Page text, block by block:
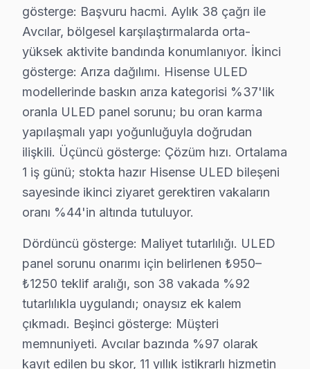
Avcılar Hisense TV Arızaları –
Avcılar'de Hisense TV arızası yaşanınca ilk
Ekran tamamen karardıysa ya da görüntü titriyorsa,
Hisense Smart televizyon paneli platformunda
Avcılar bölgesinde Hisense televizyon tamiri için
Hisense TV Teknik Rehberi: Panel, Teşhis ve
Avcılar'de Hisense televizyon ünitesi panel altyapısı
Avcılar'de hisense, Çin merkezli olup ULED (Ultra
Avcılar bölgesinde işlemci ve yazılım tarafı da
Avcılar'de hi-View Engine işlemcisi Hisense'in
Avcılar servisimizde Hisense tamiri sırasında dikkat
1. Avcılar'de ULED dimming arızasında her bölge
2. Avcılar'de VIDAA platform sorunlarında USB
3. Avcılar'de Hisense-Toshiba ortak platform: bazı
Avcılar Hisense Onarım Fiyat Rehberi (2025):
gösterge: Başvuru hacmi. Aylık 38 çağrı ile
Avcılar, bölgesel karşılaştırmalarda orta-
yüksek aktivite bandında konumlanıyor. İkinci
gösterge: Arıza dağılımı. Hisense ULED
modellerinde baskın arıza kategorisi %37'lik
oranla ULED panel sorunu; bu oran karma
yapılaşmalı yapı yoğunluğuyla doğrudan
ilişkili. Üçüncü gösterge: Çözüm hızı. Ortalama
1 iş günü; stokta hazır Hisense ULED bileşeni
sayesinde ikinci ziyaret gerektiren vakaların
oranı %44'in altında tutuluyor.
Dördüncü gösterge: Maliyet tutarlılığı. ULED
panel sorunu onarımı için belirlenen ₺950–
₺1250 teklif aralığı, son 38 vakada %92
tutarlılıkla uygulandı; onaysız ek kalem
çıkmadı. Beşinci gösterge: Müşteri
memnuniyeti. Avcılar bazında %97 olarak
kayıt edilen bu skor, 11 yıllık istikrarlı hizmetin